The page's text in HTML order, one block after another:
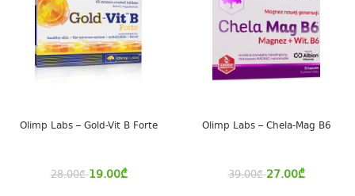
Olimp Labs – Gold-Vit B Forte
28.00₾ 19.00₾
Olimp Labs – Chela-Mag B6
39.00₾ 27.00₾